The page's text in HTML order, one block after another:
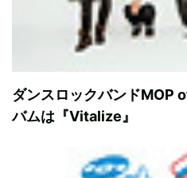
ダンスロックバンドMOP
バムは『Vitalize』